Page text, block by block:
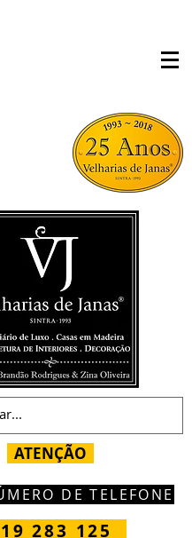
ATENÇÃO
DE TELEFONE
283 125